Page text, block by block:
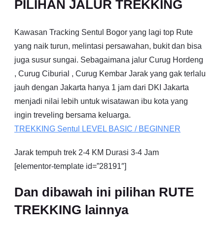
PILIHAN JALUR TREKKING
Kawasan Tracking Sentul Bogor yang lagi top Rute
yang naik turun, melintasi persawahan, bukit dan bisa
juga susur sungai. Sebagaimana jalur Curug Hordeng
, Curug Ciburial , Curug Kembar Jarak yang gak terlalu
jauh dengan Jakarta hanya 1 jam dari DKI Jakarta
menjadi nilai lebih untuk wisatawan ibu kota yang
ingin treveling bersama keluarga.
TREKKING Sentul LEVEL BASIC / BEGINNER
Jarak tempuh trek 2-4 KM Durasi 3-4 Jam
[elementor-template id=”28191″]
Dan dibawah ini pilihan RUTE
TREKKING lainnya